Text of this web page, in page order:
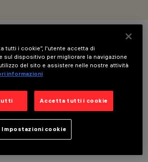
06/08/2026
tutti i cookie”, l'utente accetta di
sul dispositivo per migliorare la navigazione
del sito e assistere nelle nostre attività
informazioni
Accetta tutti i cookie
Impostazioni cookie